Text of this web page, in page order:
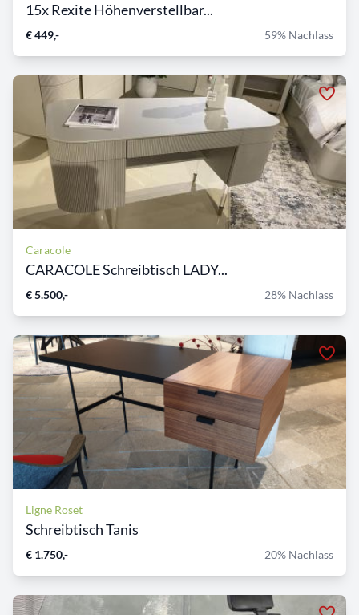
15x Rexite Höhenverstellbar...
€ 449,- 59% Nachlass
Caracole
CARACOLE Schreibtisch LADY...
€ 5.500,- 28% Nachlass
Ligne Roset
Schreibtisch Tanis
€ 1.750,- 20% Nachlass